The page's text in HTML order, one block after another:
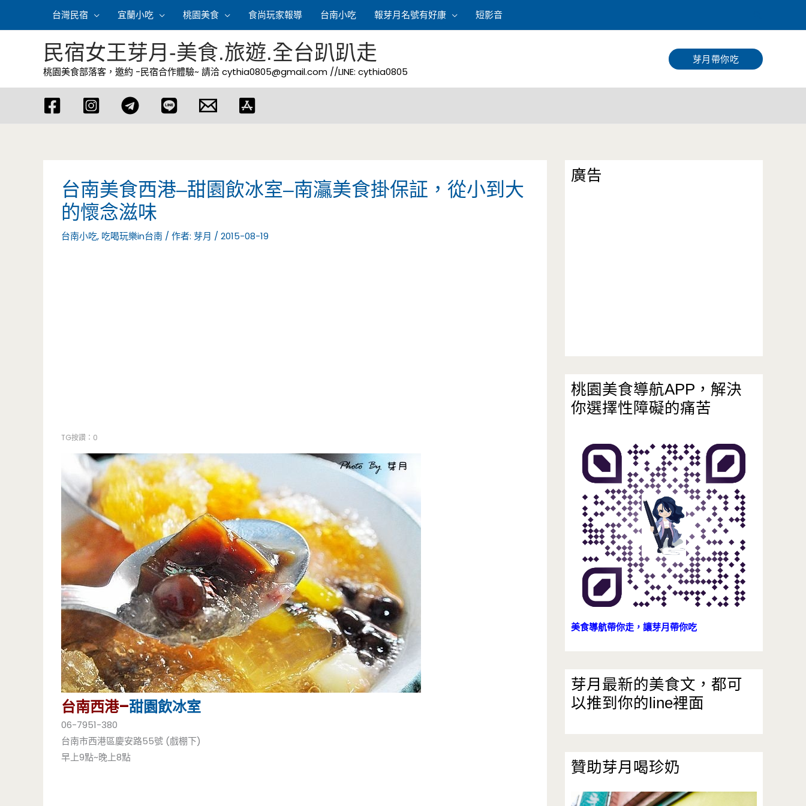
容
台灣民宿 宜蘭小吃 桃園美食 食尚玩家報導 台南小吃 報芽月名號有好康 短影音
尋
民宿女王芽月-美食.旅遊.全台趴趴走
桃園美食部落客，邀約 -民宿合作體驗~ 請洽cythia0805@gmail.com //LINE: cythia0805
芽月帶你吃
台南美食西港–甜園飲冰室–南灜美食掛保証，從小到大
的懷念滋味
台南小吃, 吃喝玩樂in台南 / 作者: 芽月 / 2015-08-19
TG按讚：0
台南西港–甜園飲冰室
06-7951-380
台南市西港區慶安路55號 (戲棚下)
早上9點~晚上8點
廣告
桃園美食導航APP，解決
你選擇性障礙的痛苦
美食導航帶你走，讓芽月帶你吃
芽月最新的美食文，都可
以推到你的line裡面
贊助芽月喝珍奶